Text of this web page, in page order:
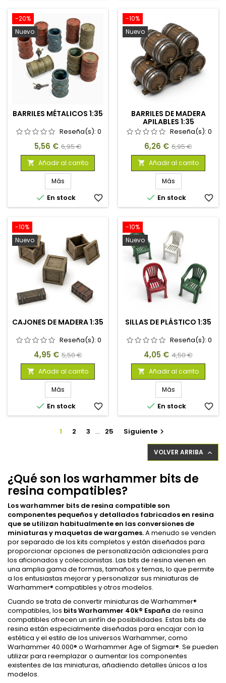
-20%
Nuevo
BARRILES MÉTALICOS 1:35
Reseña(s): 0
Precio
5,56 € Precio
base
6,95 €
 Añadir al carrito
Más
 En stock favorite_border
-10%
Nuevo
BARRILES DE MADERA
APILABLES 1:35
Reseña(s): 0
Precio
6,26 € Precio
base
6,95 €
 Añadir al carrito
Más
 En stock favorite_border
-10%
Nuevo
CAJONES DE MADERA 1:35
Reseña(s): 0
Precio
4,95 € Precio
base
5,50 €
 Añadir al carrito
Más
 En stock favorite_border
-10%
Nuevo
SILLAS DE PLÁSTICO 1:35
Reseña(s): 0
Precio
4,05 € Precio
base
4,50 €
 Añadir al carrito
Más
 En stock favorite_border
1 2 3 … 25 Siguiente 
VOLVER ARRIBA 
¿Qué son los warhammer bits de
resina compatibles?
Los warhammer bits de resina compatible son
componentes pequeños y detallados fabricados en resina
que se utilizan habitualmente en las conversiones de
miniaturas y maquetas de wargames.A menudo se venden
por separado de los kits completos y están diseñados para
proporcionar opciones de personalización adicionales para
los aficionados y coleccionistas. Las bits de resina vienen en
una amplia gama de formas, tamaños y temas, lo que permite
a los entusiastas mejorar y personalizar sus miniaturas de
Warhammer® compatibles y otros modelos.
Cuando se trata de convertir miniaturas de Warhammer®
compatibles, los bits Warhammer 40k® España de resina
compatibles ofrecen un sinfín de posibilidades. Estas bits de
resina están especialmente diseñadas para encajar con la
estética y el estilo de los universos Warhammer, como
Warhammer 40.000® o Warhammer Age of Sigmar®. Se pueden
utilizar para reemplazar o aumentar los componentes
existentes de las miniaturas, añadiendo detalles únicos a los
modelos.